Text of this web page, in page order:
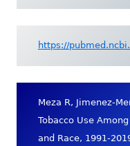
Fenster
öffnen
https://
Meza R, Jimenez-
Tobacco Use
and Race, 1991-